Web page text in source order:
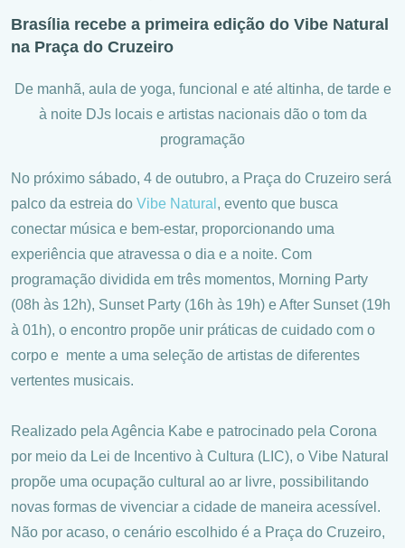
Brasília recebe a primeira edição do Vibe Natural
na Praça do Cruzeiro
De manhã, aula de yoga, funcional e até altinha, de tarde e
à noite DJs locais e artistas nacionais dão o tom da
programação
No próximo sábado, 4 de outubro, a Praça do Cruzeiro será
palco da estreia do Vibe Natural , evento que busca
conectar música e bem-estar, proporcionando uma
experiência que atravessa o dia e a noite. Com
programação dividida em três momentos, Morning Party
(08h às 12h), Sunset Party (16h às 19h) e After Sunset (19h
à 01h), o encontro propõe unir práticas de cuidado com o
corpo e mente a uma seleção de artistas de diferentes
vertentes musicais.
Realizado pela Agência Kabe e patrocinado pela Corona
por meio da Lei de Incentivo à Cultura (LIC), o Vibe Natural
propõe uma ocupação cultural ao ar livre, possibilitando
novas formas de vivenciar a cidade de maneira acessível.
Não por acaso, o cenário escolhido é a Praça do Cruzeiro,